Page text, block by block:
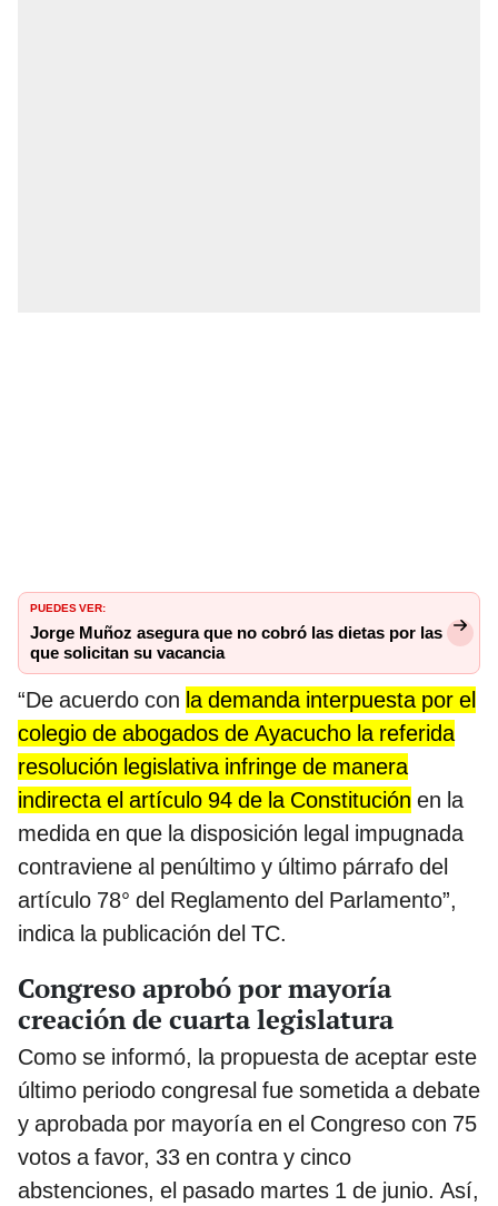
PUEDES VER:
Jorge Muñoz asegura que no cobró las dietas por las
que solicitan su vacancia
“De acuerdo con la demanda interpuesta por el
colegio de abogados de Ayacucho la referida
resolución legislativa infringe de manera
indirecta el artículo 94 de la Constitución en la
medida en que la disposición legal impugnada
contraviene al penúltimo y último párrafo del
artículo 78° del Reglamento del Parlamento”,
indica la publicación del TC.
Congreso aprobó por mayoría
creación de cuarta legislatura
Como se informó, la propuesta de aceptar este
último periodo congresal fue sometida a debate
y aprobada por mayoría en el Congreso con 75
votos a favor, 33 en contra y cinco
abstenciones, el pasado martes 1 de junio. Así,